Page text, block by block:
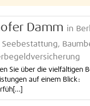
Damm in
Sie über die vielfältigen
auf einem Blick: